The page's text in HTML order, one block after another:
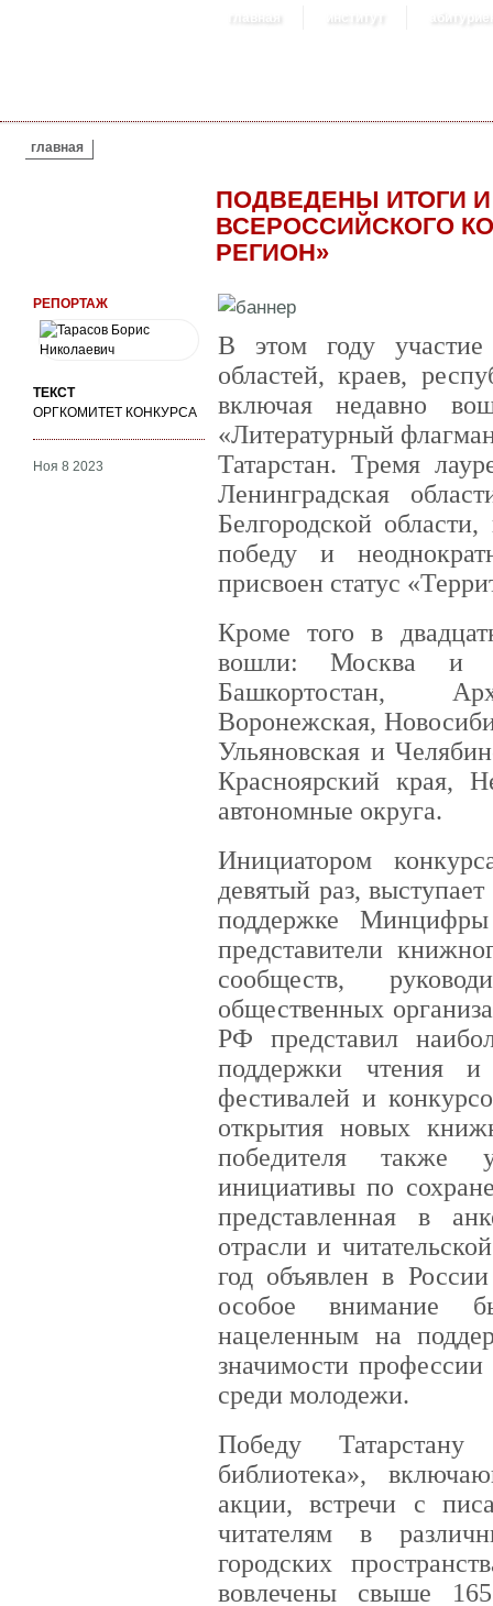
главная институт
ВЫ ЗДЕСЬ
главная
ПОДВЕДЕНЫ ИТОГИ
ВСЕРОССИЙСКОГО
РЕГИОН»
РЕПОРТАЖ
ТЕКСТ
ОРГКОМИТЕТ КОНКУРСА
Ноя 8 2023
В этом году
областей, краев,
включая недавно
«Литературный
Татарстан. Тремя
Ленинградская
Белгородской
победу и
присвоен статус
Кроме того в
вошли: Москва и
Башкортостан,
Воронежская,
Ульяновская и
Красноярский края,
автономные округа.
Инициатором
девятый раз,
поддержке Минцифры
представители
сообществ,
общественных
РФ представил
поддержки чтения
фестивалей и
открытия новых
победителя также
инициативы по
представленная в
отрасли и
год объявлен в
особое внимание
нацеленным на
значимости
среди молодежи.
Победу
библиотека»,
акции, встречи с
читателям в
городских
вовлечены свыше